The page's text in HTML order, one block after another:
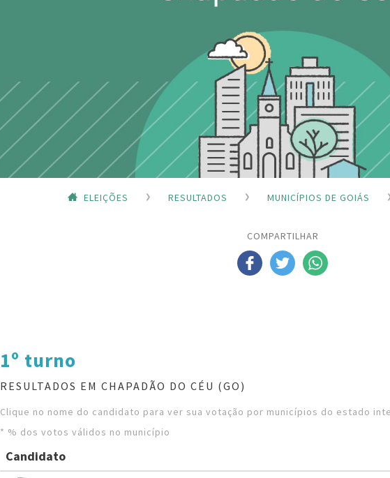
ELEIÇÕES RESULTADOS MUNICÍPIOS DE GOIÁS
COMPARTILHAR
1º turno
RESULTADOS EM CHAPADÃO DO CÉU (GO)
Clique no nome do candidato para ver sua votação por municípios do estado
* % dos votos válidos no município
Candidato